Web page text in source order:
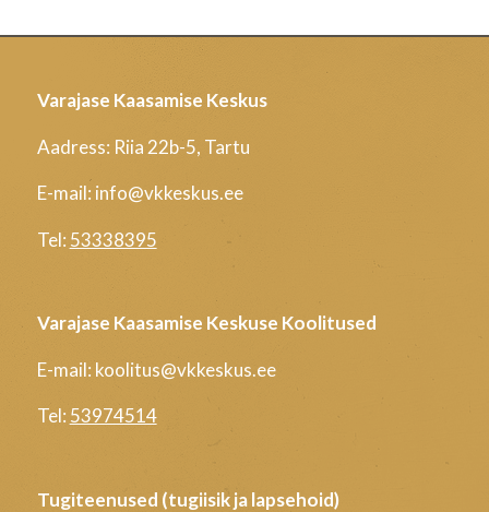
Varajase Kaasamise Keskus
Aadress: Riia 22b-5, Tartu
E-mail: info@vkkeskus.ee
Tel: 53338395
Varajase Kaasamise Keskuse Koolitused
E-mail: koolitus@vkkeskus.ee
Tel: 53974514
Tugiteenused (tugiisik ja lapsehoid)